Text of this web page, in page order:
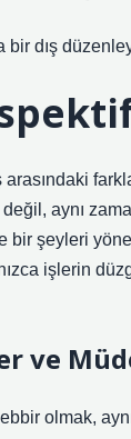
bir dış
arasındaki
aynı
bir şeyleri
işlerin
ve
olmak,